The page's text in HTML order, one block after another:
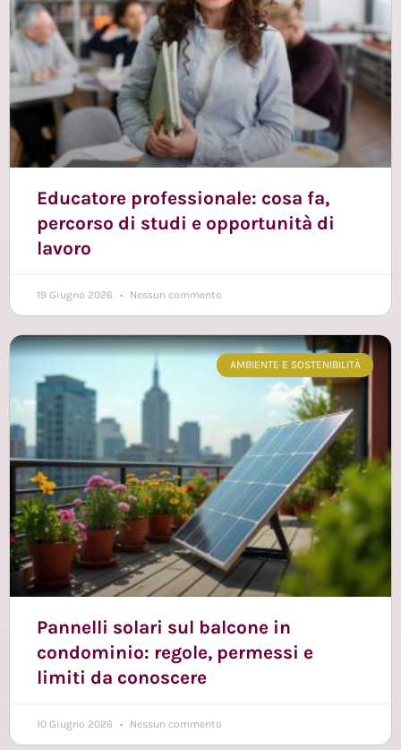
Educatore professionale: cosa fa,
percorso di studi e opportunità di
lavoro
19 Giugno 2026 Nessun commento
AMBIENTE E SOSTENIBILITÀ
Pannelli solari sul balcone in
condominio: regole, permessi e
limiti da conoscere
10 Giugno 2026 Nessun commento